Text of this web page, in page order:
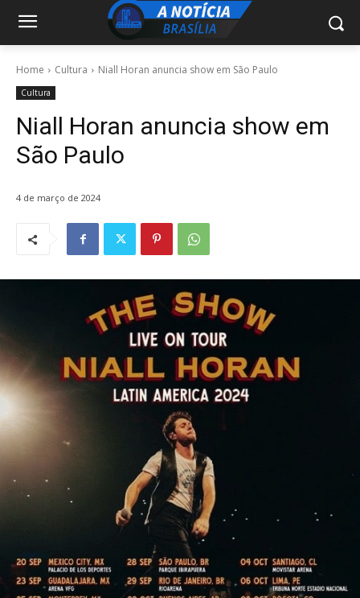
Home Cultura Niall Horan anuncia show em São Paulo
Cultura
Niall Horan anuncia show em
São Paulo
4 de março de 2024